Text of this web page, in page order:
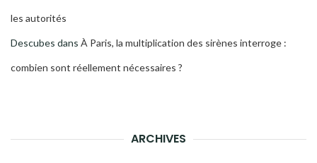
les autorités
Descubes dans À Paris, la multiplication des sirènes interroge :
combien sont réellement nécessaires ?
ARCHIVES